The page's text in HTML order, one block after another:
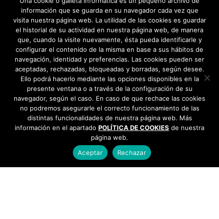
junio 2025
mayo 2025
abril 2025
marzo 2025
febrero 2025
enero 2025
»
información que se guarda en su navegador cada vez que
visita nuestra página web. La utilidad de las cookies es guardar
el historial de su actividad en nuestra página web, de manera
que, cuando la visite nuevamente, ésta pueda identificarle y
configurar el contenido de la misma en base a sus hábitos de
navegación, identidad y preferencias. Las cookies pueden ser
aceptadas, rechazadas, bloqueadas y borradas, según desee.
Ello podrá hacerlo mediante las opciones disponibles en la
presente ventana o a través de la configuración de su
navegador, según el caso. En caso de que rechace las cookies
no podremos asegurarle el correcto funcionamiento de las
distintas funcionalidades de nuestra página web. Más
información en el apartado POLÍTICA DE COOKIES de nuestra
página web.
Aceptar
Rechazar